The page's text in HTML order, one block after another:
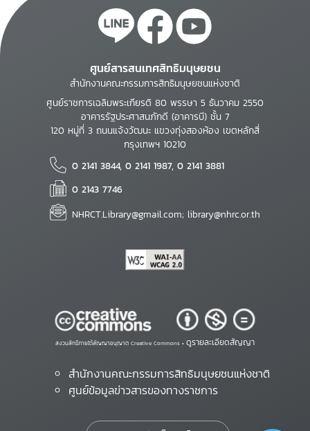
ศูนย์สารสนเทศสิทธิมนุษยชน
สำนักงานคณะกรรมการสิทธิมนุษยชนแห่งชาติ
ศูนย์ราชการเฉลิมพระเกียรติ 80 พรรษา 5 ธันวาคม 2550
อาคารรัฐประศาสนภักดี (อาคารบี) ชั้น 7
120 หมู่ที่ 3 ถนนแจ้งวัฒนะ แขวงทุ่งสองห้อง เขตหลักสี่
กรุงเทพฯ 10210
0 2141 3844, 0 2141 1987, 0 2141 3881
0 2143 7746
NHRCT.Library@gmail.com; library@nhrc.or.th
สงวนสิทธิ์ภายใต้สัญญาอนุญาต Creative Commons • ดูรายละเอียดสัญญา
สำนักงานคณะกรรมการสิทธิมนุษยชนแห่งชาติ
ศูนย์ข้อมูลข่าวสารของทางราชการ